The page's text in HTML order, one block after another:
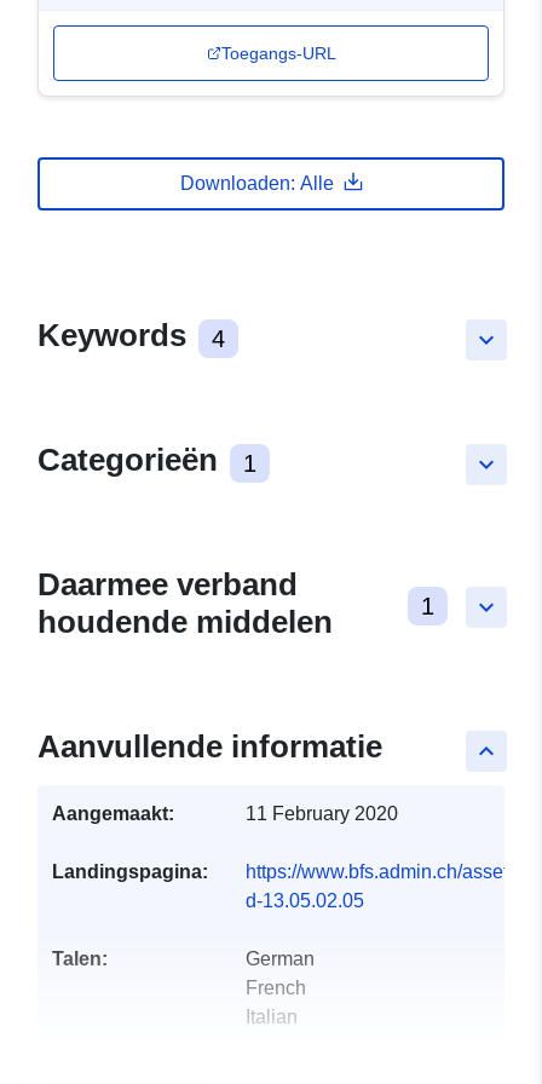
Toegangs-URL
Downloaden: Alle
keyboard_arrow_down
Keywords 4
keyboard_arrow_down
Categorieën 1
keyboard_arrow_down
Daarmee verband
houdende middelen
1
keyboard_arrow_up
Aanvullende informatie
Aangemaakt: 11 February 2020
Landingspagina:
https://www.bfs.admin.ch/asset/
d-13.05.02.05
Talen:
German
French
Italian